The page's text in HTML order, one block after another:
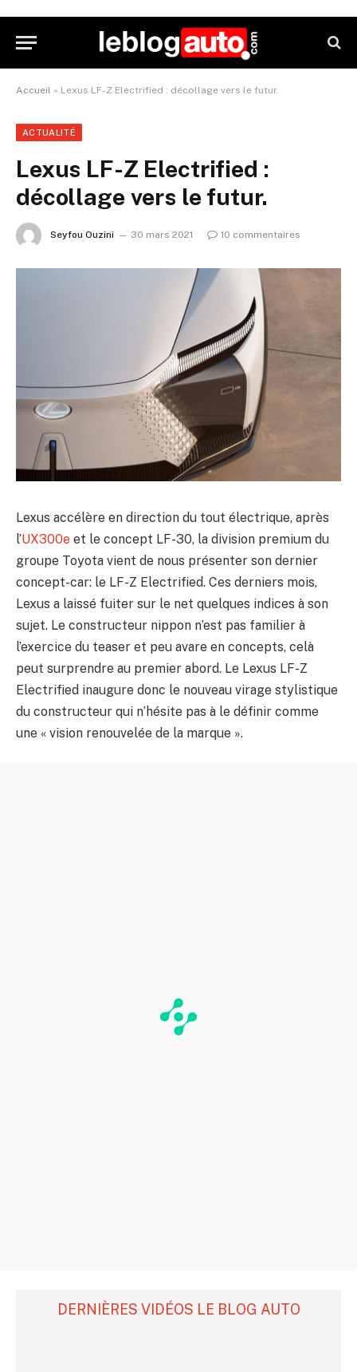
Accueil » Lexus LF-Z Electrified : décollage vers le futur.
ACTUALITÉ
Lexus LF-Z Electrified :
décollage vers le futur.
Seyfou Ouzini 30 mars 2021 10 commentaires
Lexus accélère en direction du tout électrique, après
l’UX300e et le concept LF-30, la division premium du
groupe Toyota vient de nous présenter son dernier
concept-car: le LF-Z Electrified. Ces derniers mois,
Lexus a laissé fuiter sur le net quelques indices à son
sujet. Le constructeur nippon n’est pas familier à
l’exercice du teaser et peu avare en concepts, celà
peut surprendre au premier abord. Le Lexus LF-Z
Electrified inaugure donc le nouveau virage stylistique
du constructeur qui n’hésite pas à le définir comme
une « vision renouvelée de la marque ».
DERNIÈRES VIDÉOS LE BLOG AUTO